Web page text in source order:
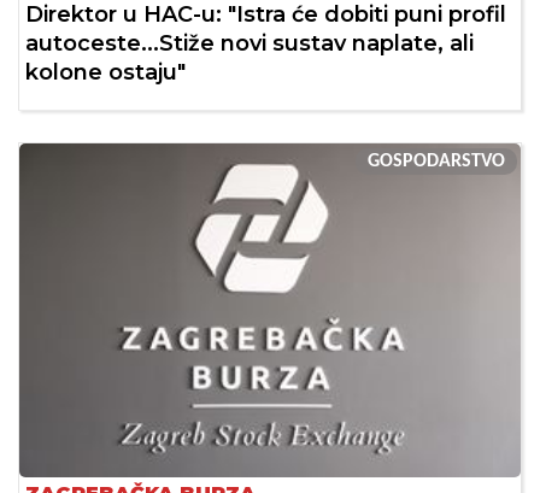
Direktor u HAC-u: "Istra će dobiti puni profil
autoceste...Stiže novi sustav naplate, ali
kolone ostaju"
GOSPODARSTVO